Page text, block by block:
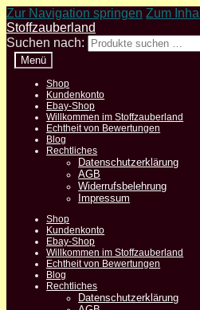
Zur Navigation springen Zum
Stoffzauberland
Suchen nach:
Menü
Shop
Kundenkonto
Ebay-Shop
Willkommen im Stoffzauberland
Echtheit von Bewertungen
Blog
Rechtliches
Datenschutzerklärung
AGB
Widerrufsbelehrung
Impressum
Shop
Kundenkonto
Ebay-Shop
Willkommen im Stoffzauberland
Echtheit von Bewertungen
Blog
Rechtliches
Datenschutzerklärung